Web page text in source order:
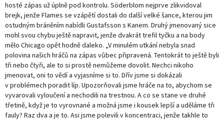
hosté zápas už úplně pod kontrolu. Söderblom nejprve zlikvidoval
brejk, jenže Flames se vzápětí dostali do další velké šance, kterou jim
ostudným bráněním nabídli Gustafsson s Kanem. Druhý jmenovaný sice
mohl svou chybu ještě napravit, jenže dvakrát trefil tyčku a na body
mělo Chicago opět hodně daleko. „V minulém utkání nebyla snad
polovina našich hráčů na zápas vůbec připravená. Tentokrát to ještě byli
tři nebo čtyři, ale to si prostě nemůžeme dovolit. Nechci nikoho
jmenovat, oni to vědí a vyjasníme si to. Dřív jsme si dokázali
v problémech poradit líp. Upozorňovali jsme hráče na to, abychom se
vyvarovali vyloučení a nechodili na trestnou. A co se stane ve druhé
třetině, když je to vyrovnané a možná jsme i kousek lepší a uděláme tři
fauly? Raz dva a je to. Asi jsme polevili v koncentraci, jenže takhle to